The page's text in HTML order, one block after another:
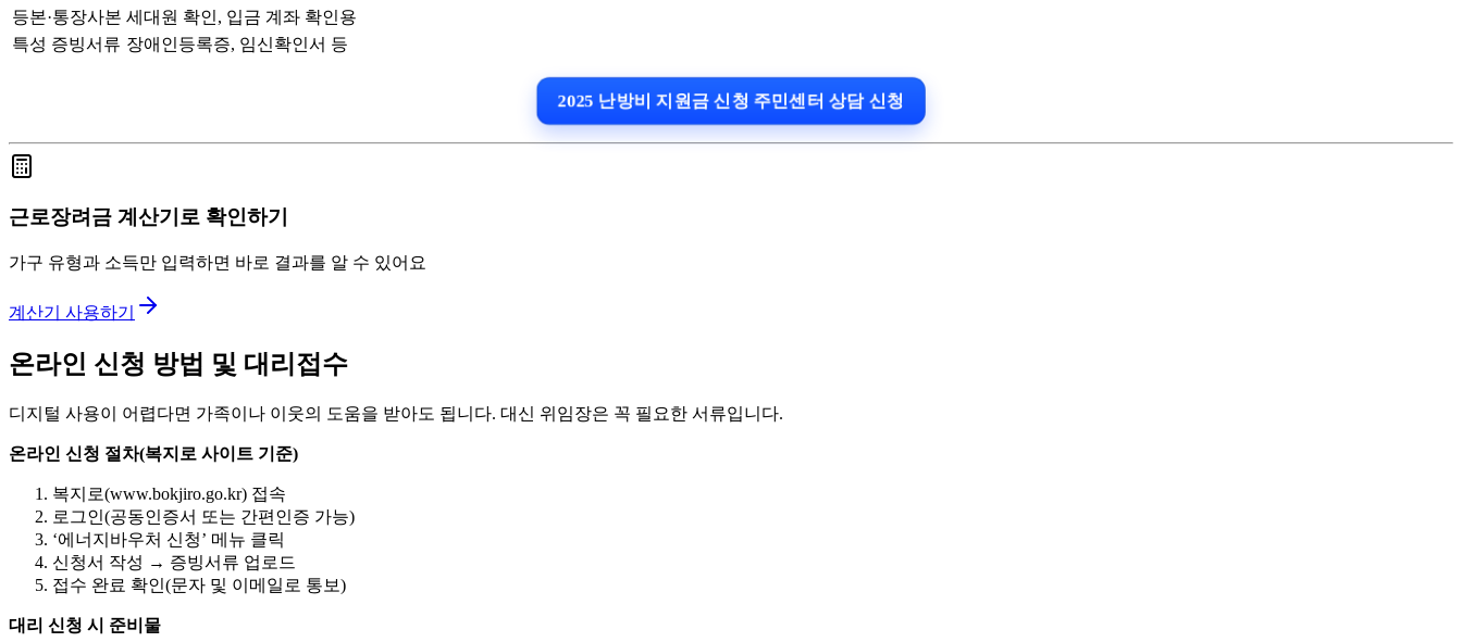
등본·통장사본 세대원 확인, 입금 계좌 확인용
특성 증빙서류 장애인등록증, 임신확인서 등
2025 난방비 지원금 신청 주민센터 상담 신청
근로장려금 계산기로 확인하기
가구 유형과 소득만 입력하면 바로 결과를 알 수 있어요
계산기 사용하기
온라인 신청 방법 및 대리접수
디지털 사용이 어렵다면 가족이나 이웃의 도움을 받아도 됩니다. 대신 위임장은 꼭 필요한 서류입니다.
온라인 신청 절차(복지로 사이트 기준)
복지로(www.bokjiro.go.kr) 접속
로그인(공동인증서 또는 간편인증 가능)
‘에너지바우처 신청’ 메뉴 클릭
신청서 작성 → 증빙서류 업로드
접수 완료 확인(문자 및 이메일로 통보)
대리 신청 시 준비물